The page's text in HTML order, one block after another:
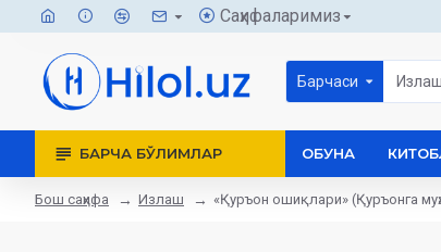
Саҳифаларимиз
Барчаси
БАРЧА БЎЛИМЛАР ОБУНА
Бош саҳифа Излаш «Қуръон ошиқлари» (Қуръонга